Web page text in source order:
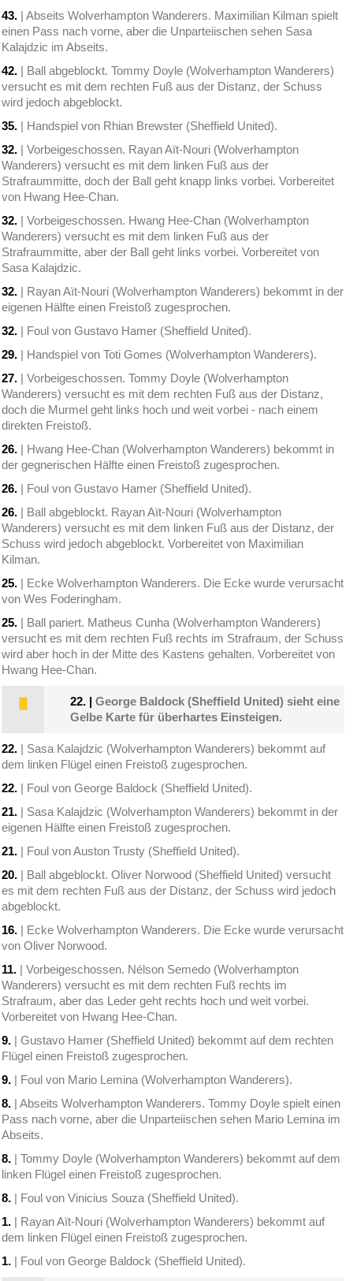
43. | Abseits Wolverhampton Wanderers. Maximilian Kilman spielt
einen Pass nach vorne, aber die Unparteiischen sehen Sasa
Kalajdzic im Abseits.
42. | Ball abgeblockt. Tommy Doyle (Wolverhampton Wanderers)
versucht es mit dem rechten Fuß aus der Distanz, der Schuss
wird jedoch abgeblockt.
35. | Handspiel von Rhian Brewster (Sheffield United).
32. | Vorbeigeschossen. Rayan Aït-Nouri (Wolverhampton
Wanderers) versucht es mit dem linken Fuß aus der
Strafraummitte, doch der Ball geht knapp links vorbei. Vorbereitet
von Hwang Hee-Chan.
32. | Vorbeigeschossen. Hwang Hee-Chan (Wolverhampton
Wanderers) versucht es mit dem linken Fuß aus der
Strafraummitte, aber der Ball geht links vorbei. Vorbereitet von
Sasa Kalajdzic.
32. | Rayan Aït-Nouri (Wolverhampton Wanderers) bekommt in der
eigenen Hälfte einen Freistoß zugesprochen.
32. | Foul von Gustavo Hamer (Sheffield United).
29. | Handspiel von Toti Gomes (Wolverhampton Wanderers).
27. | Vorbeigeschossen. Tommy Doyle (Wolverhampton
Wanderers) versucht es mit dem rechten Fuß aus der Distanz,
doch die Murmel geht links hoch und weit vorbei - nach einem
direkten Freistoß.
26. | Hwang Hee-Chan (Wolverhampton Wanderers) bekommt in
der gegnerischen Hälfte einen Freistoß zugesprochen.
26. | Foul von Gustavo Hamer (Sheffield United).
26. | Ball abgeblockt. Rayan Aït-Nouri (Wolverhampton
Wanderers) versucht es mit dem linken Fuß aus der Distanz, der
Schuss wird jedoch abgeblockt. Vorbereitet von Maximilian
Kilman.
25. | Ecke Wolverhampton Wanderers. Die Ecke wurde verursacht
von Wes Foderingham.
25. | Ball pariert. Matheus Cunha (Wolverhampton Wanderers)
versucht es mit dem rechten Fuß rechts im Strafraum, der Schuss
wird aber hoch in der Mitte des Kastens gehalten. Vorbereitet von
Hwang Hee-Chan.
22. |George Baldock (Sheffield United) sieht eine
Gelbe Karte für überhartes Einsteigen.
22. | Sasa Kalajdzic (Wolverhampton Wanderers) bekommt auf
dem linken Flügel einen Freistoß zugesprochen.
22. | Foul von George Baldock (Sheffield United).
21. | Sasa Kalajdzic (Wolverhampton Wanderers) bekommt in der
eigenen Hälfte einen Freistoß zugesprochen.
21. | Foul von Auston Trusty (Sheffield United).
20. | Ball abgeblockt. Oliver Norwood (Sheffield United) versucht
es mit dem rechten Fuß aus der Distanz, der Schuss wird jedoch
abgeblockt.
16. | Ecke Wolverhampton Wanderers. Die Ecke wurde verursacht
von Oliver Norwood.
11. | Vorbeigeschossen. Nélson Semedo (Wolverhampton
Wanderers) versucht es mit dem rechten Fuß rechts im
Strafraum, aber das Leder geht rechts hoch und weit vorbei.
Vorbereitet von Hwang Hee-Chan.
9. | Gustavo Hamer (Sheffield United) bekommt auf dem rechten
Flügel einen Freistoß zugesprochen.
9. | Foul von Mario Lemina (Wolverhampton Wanderers).
8. | Abseits Wolverhampton Wanderers. Tommy Doyle spielt einen
Pass nach vorne, aber die Unparteiischen sehen Mario Lemina im
Abseits.
8. | Tommy Doyle (Wolverhampton Wanderers) bekommt auf dem
linken Flügel einen Freistoß zugesprochen.
8. | Foul von Vinicius Souza (Sheffield United).
1. | Rayan Aït-Nouri (Wolverhampton Wanderers) bekommt auf
dem linken Flügel einen Freistoß zugesprochen.
1. | Foul von George Baldock (Sheffield United).